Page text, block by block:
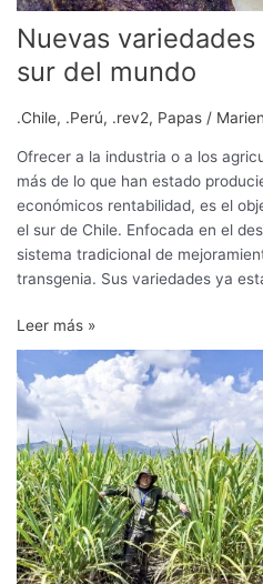
Nuevas
sur del mundo
.Chile, .Perú, .rev2, Papas /
Ofrecer a la industria o a los
más de lo que han estado
económicos rentabilidad, es el
el sur de Chile. Enfocada en el
sistema tradicional de
transgenia. Sus variedades ya
Leer más »
Seed+,
tecnología
para
potenciar
el
establecimiento
de
sus
semillas